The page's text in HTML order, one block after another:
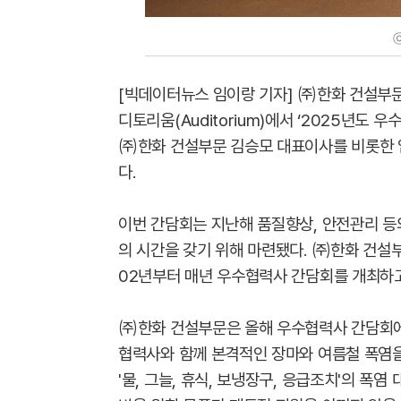
[빅데이터뉴스 임이랑 기자] ㈜한화 건설부
디토리움(Auditorium)에서 ‘2025년도 우수
㈜한화 건설부문 김승모 대표이사를 비롯
다.
이번 간담회는 지난해 품질향상, 안전관리
의 시간을 갖기 위해 마련됐다. ㈜한화 건설
02년부터 매년 우수협력사 간담회를 개최하
㈜한화 건설부문은 올해 우수협력사 간담
협력사와 함께 본격적인 장마와 여름철 폭
'물, 그늘, 휴식, 보냉장구, 응급조치'의 폭염